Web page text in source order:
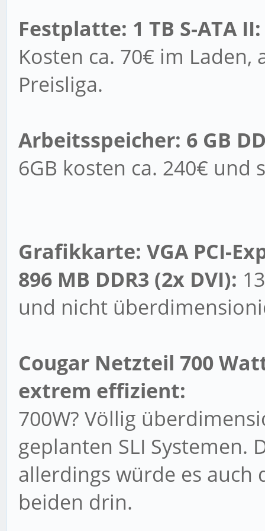
Festplatte: 1 TB S-ATA II:
Kosten ca. 70€ im
Preisliga.
Arbeitsspeicher: 6 GB
6GB kosten ca. 240€
Grafikkarte: VGA PCI-
896 MB DDR3 (2x DVI):
und nicht
Cougar Netzteil 700
extrem effizient:
700W? Völlig
geplanten SLI Systemen.
allerdings würde es auch
beiden drin.